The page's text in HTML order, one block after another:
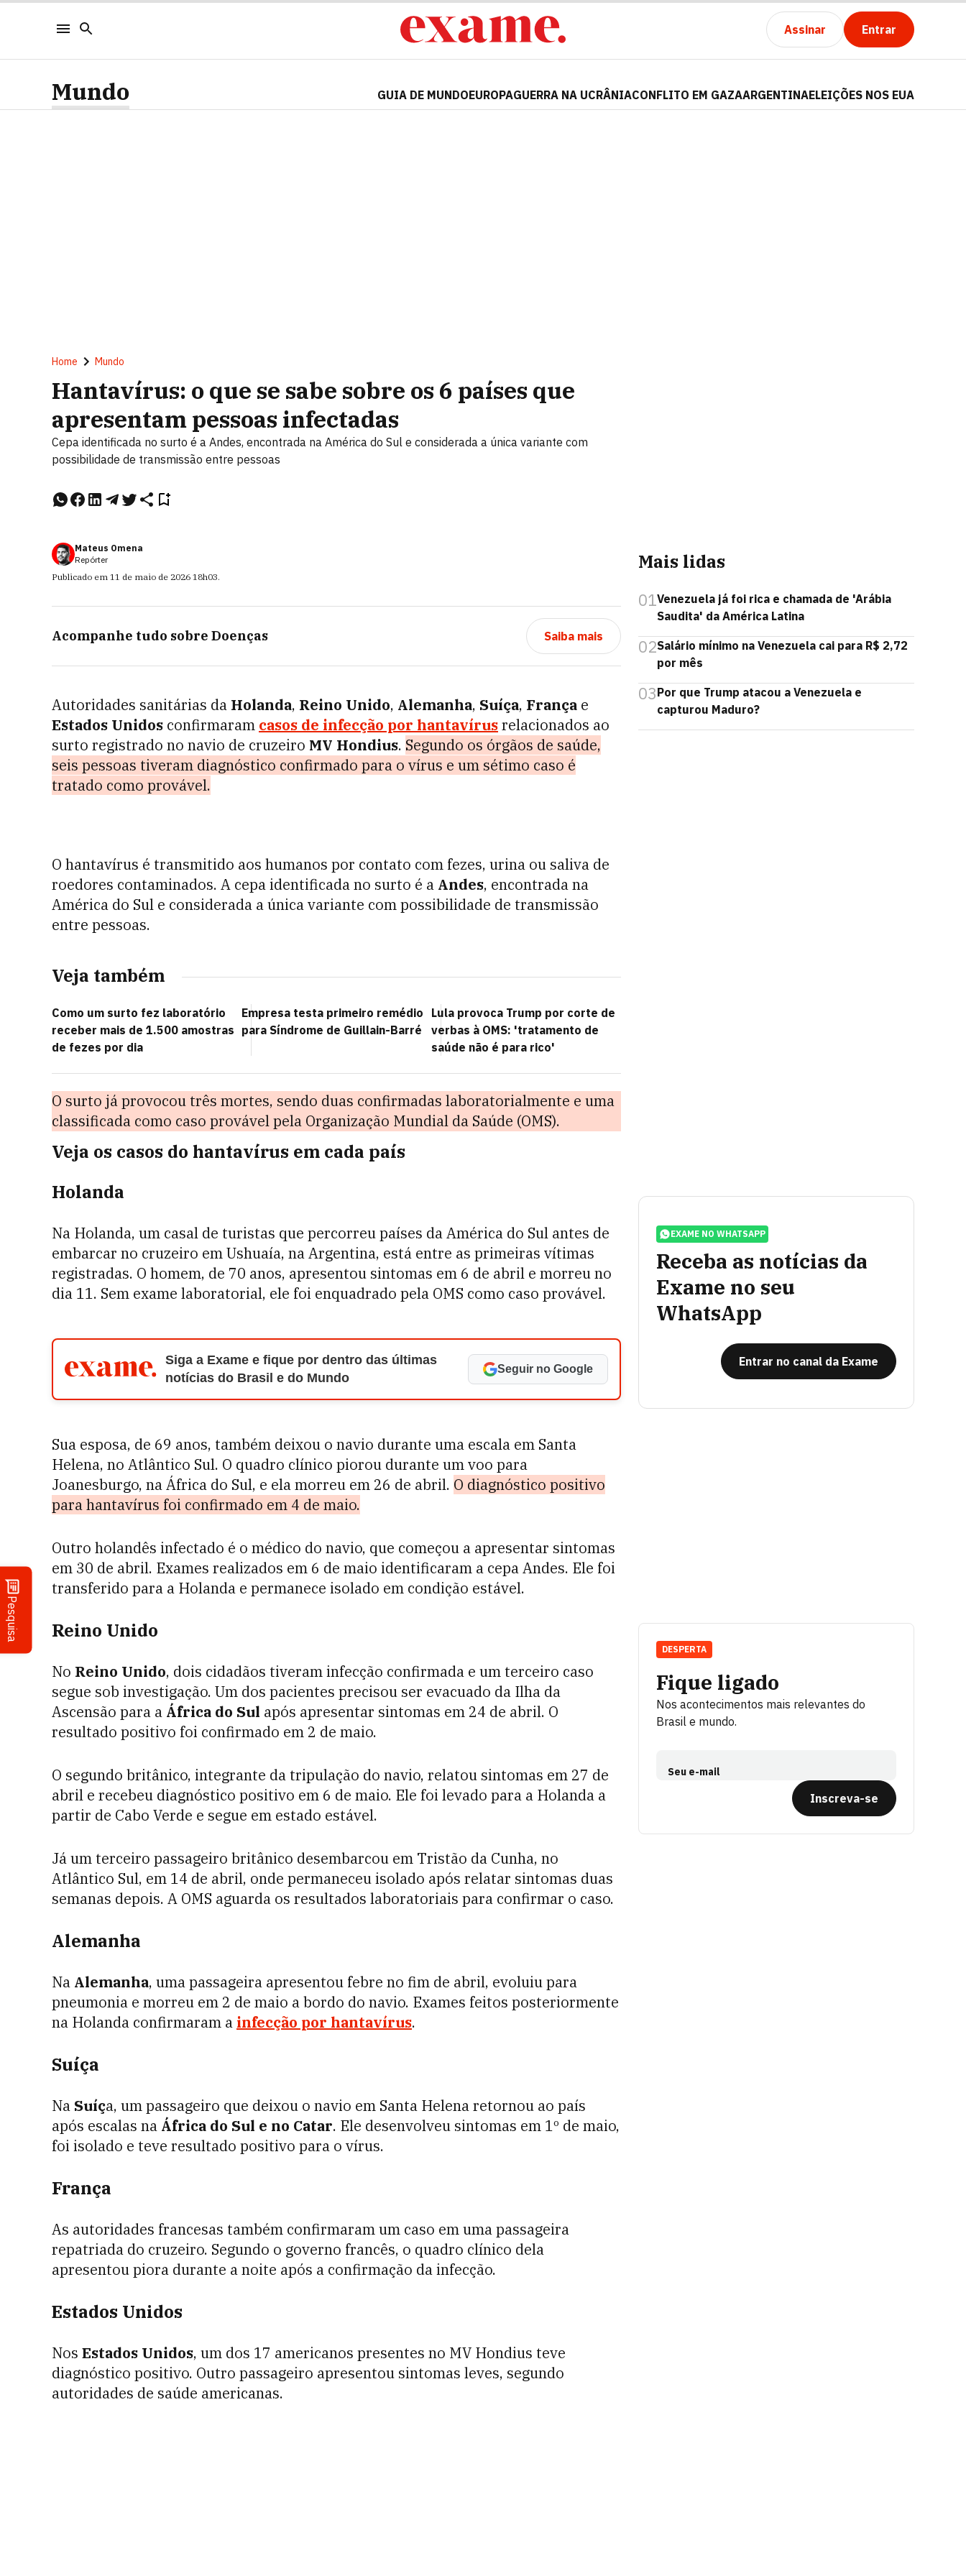
Assinar Entrar
Pesquisa
Mundo GUIA DE MUNDOEUROPAGUERRA NA UCRÂNIACONFLITO EM GAZAARGENTINAELEIÇÕES NOS EUA
Home Mundo
Hantavírus: o que se sabe sobre os 6 países que
apresentam pessoas infectadas
Cepa identificada no surto é a Andes, encontrada na América do Sul e considerada a única variante com
possibilidade de transmissão entre pessoas
Mateus Omena
Repórter
Publicado em 11 de maio de 2026 18h03.
Acompanhe tudo sobre Doenças Saiba mais
Autoridades sanitárias da Holanda, Reino Unido, Alemanha, Suíça, França e
Estados Unidos confirmaram casos de infecção por hantavírusrelacionados ao
surto registrado no navio de cruzeiro MV Hondius. Segundo os órgãos de saúde,
seis pessoas tiveram diagnóstico confirmado para o vírus e um sétimo caso é
tratado como provável.
O hantavírus é transmitido aos humanos por contato com fezes, urina ou saliva de
roedores contaminados. A cepa identificada no surto é a Andes, encontrada na
América do Sul e considerada a única variante com possibilidade de transmissão
entre pessoas.
Veja também
Como um surto fez laboratório
receber mais de 1.500 amostras
de fezes por dia
Empresa testa primeiro remédio
para Síndrome de Guillain-Barré
Lula provoca Trump por corte de
verbas à OMS: 'tratamento de
saúde não é para rico'
O surto já provocou três mortes, sendo duas confirmadas laboratorialmente e uma
classificada como caso provável pela Organização Mundial da Saúde (OMS).
Veja os casos do hantavírus em cada país
Holanda
Na Holanda, um casal de turistas que percorreu países da América do Sul antes de
embarcar no cruzeiro em Ushuaía, na Argentina, está entre as primeiras vítimas
registradas. O homem, de 70 anos, apresentou sintomas em 6 de abril e morreu no
dia 11. Sem exame laboratorial, ele foi enquadrado pela OMS como caso provável.
Siga a Exame e fique por dentro das últimas
notícias do Brasil e do Mundo
Seguir no Google
Sua esposa, de 69 anos, também deixou o navio durante uma escala em Santa
Helena, no Atlântico Sul. O quadro clínico piorou durante um voo para
Joanesburgo, na África do Sul, e ela morreu em 26 de abril. O diagnóstico positivo
para hantavírus foi confirmado em 4 de maio.
Outro holandês infectado é o médico do navio, que começou a apresentar sintomas
em 30 de abril. Exames realizados em 6 de maio identificaram a cepa Andes. Ele foi
transferido para a Holanda e permanece isolado em condição estável.
Reino Unido
No Reino Unido, dois cidadãos tiveram infecção confirmada e um terceiro caso
segue sob investigação. Um dos pacientes precisou ser evacuado da Ilha da
Ascensão para a África do Sul após apresentar sintomas em 24 de abril. O
resultado positivo foi confirmado em 2 de maio.
O segundo britânico, integrante da tripulação do navio, relatou sintomas em 27 de
abril e recebeu diagnóstico positivo em 6 de maio. Ele foi levado para a Holanda a
partir de Cabo Verde e segue em estado estável.
Já um terceiro passageiro britânico desembarcou em Tristão da Cunha, no
Atlântico Sul, em 14 de abril, onde permaneceu isolado após relatar sintomas duas
semanas depois. A OMS aguarda os resultados laboratoriais para confirmar o caso.
Alemanha
Na Alemanha, uma passageira apresentou febre no fim de abril, evoluiu para
pneumonia e morreu em 2 de maio a bordo do navio. Exames feitos posteriormente
na Holanda confirmaram a infecção por hantavírus.
Suíça
Na Suíça, um passageiro que deixou o navio em Santa Helena retornou ao país
após escalas na África do Sul e no Catar. Ele desenvolveu sintomas em 1º de maio,
foi isolado e teve resultado positivo para o vírus.
França
As autoridades francesas também confirmaram um caso em uma passageira
repatriada do cruzeiro. Segundo o governo francês, o quadro clínico dela
apresentou piora durante a noite após a confirmação da infecção.
Estados Unidos
Nos Estados Unidos, um dos 17 americanos presentes no MV Hondius teve
diagnóstico positivo. Outro passageiro apresentou sintomas leves, segundo
autoridades de saúde americanas.
Mais lidas
01Venezuela já foi rica e chamada de 'Arábia
Saudita' da América Latina
02Salário mínimo na Venezuela cai para R$ 2,72
por mês
03Por que Trump atacou a Venezuela e
capturou Maduro?
EXAME NO WHATSAPP
Receba as notícias da
Exame no seu
WhatsApp
Entrar no canal da Exame
Fique ligado
Nos acontecimentos mais relevantes do
Brasil e mundo.
Seu e-mail
Inscreva-se
DESPERTA